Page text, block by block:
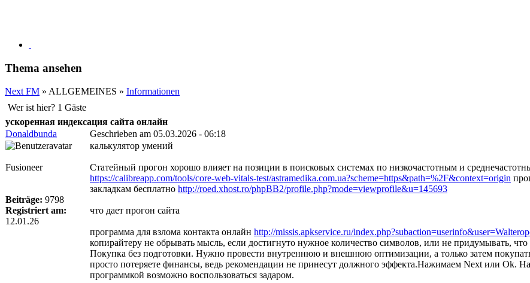
Thema ansehen
Next FM » ALLGEMEINES » Informationen
Wer ist hier? 1 Gäste
ускоренная индексация сайта онлайн
Donaldbunda
Geschrieben am 05.03.2026 - 06:18
Fusioneer
Beiträge: 9798
Registriert am:
12.01.26
калькулятор умений
Статейный прогон хорошо влияет на позиции в поисковых системах по низкочастотным и
https://calibreapp.com/tools/core-web-vitals-test/astramedika.com.ua?scheme=https&path=%2F&context=origin
закладкам бесплатно http://roed.xhost.ro/phpBB2/profile.php?mode=viewprofile&u=145693
что дает прогон сайта
программа для взлома контакта онлайн http://missis.apkservice.ru/
копирайтеру не обрывать мысль, если достигнуто нужное количество символов, или не придумывать,
Покупка без подготовки. Нужно провести внутреннюю и внешнюю оптимизации, а только затем
просто потеряете финансы, ведь рекомендации не принесут должного эффекта.Нажимаем Next или Ok.
программкой возможно воспользоваться задаром.